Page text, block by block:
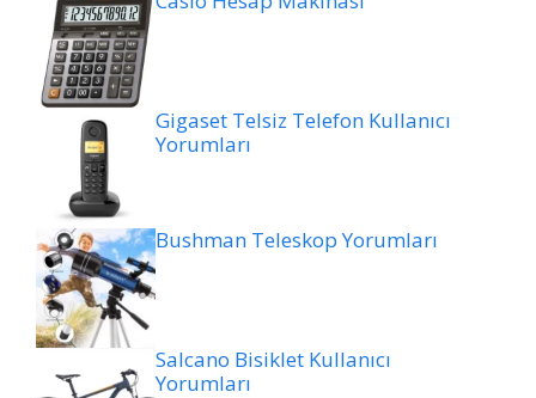
Gigaset Telsiz Telefon Kullanıcı
Yorumları
Bushman Teleskop Yorumları
Salcano Bisiklet Kullanıcı
Yorumları